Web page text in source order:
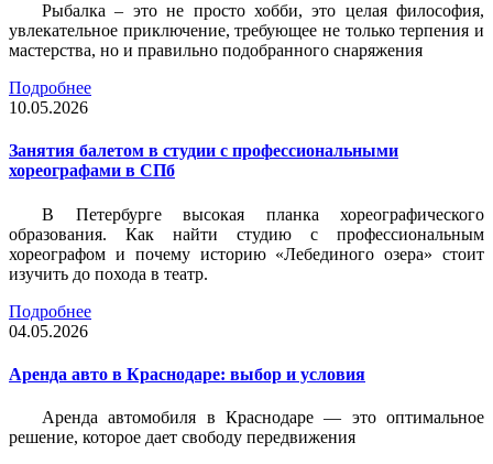
Рыбалка – это не просто хобби, это целая философия,
увлекательное приключение, требующее не только терпения и
мастерства, но и правильно подобранного снаряжения
Подробнее
10.05.2026
Занятия балетом в студии с профессиональными
хореографами в СПб
В Петербурге высокая планка хореографического
образования. Как найти студию с профессиональным
хореографом и почему историю «Лебединого озера» стоит
изучить до похода в театр.
Подробнее
04.05.2026
Аренда авто в Краснодаре: выбор и условия
Аренда автомобиля в Краснодаре — это оптимальное
решение, которое дает свободу передвижения